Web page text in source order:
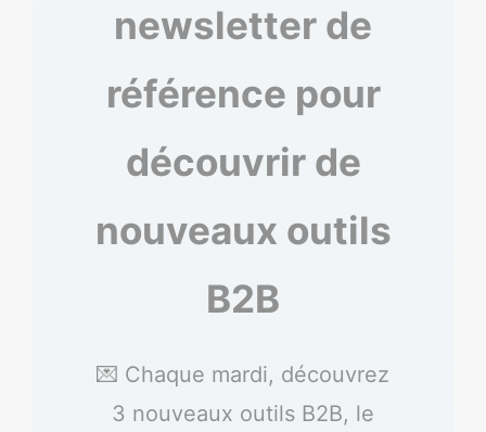
newsletter de
référence pour
découvrir de
nouveaux outils
B2B
💌 Chaque mardi, découvrez
3 nouveaux outils B2B, le